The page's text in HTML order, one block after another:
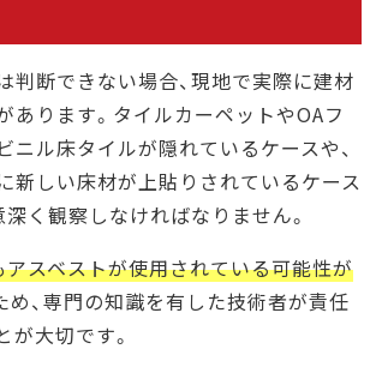
判断できない場合、現地で実際に建材
あります。タイルカーペットやOAフ
ニル床タイルが隠れているケースや、
新しい床材が上貼りされているケース
深く観察しなければなりません。
スベストが使用されている可能性が
め、専門の知識を有した技術者が責任
が大切です。